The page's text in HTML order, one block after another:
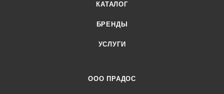
КАТАЛОГ
БРЕНДЫ
УСЛУГИ
ООО ПРАДОС